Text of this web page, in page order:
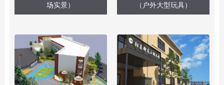
场实景）
（户外大型玩具）